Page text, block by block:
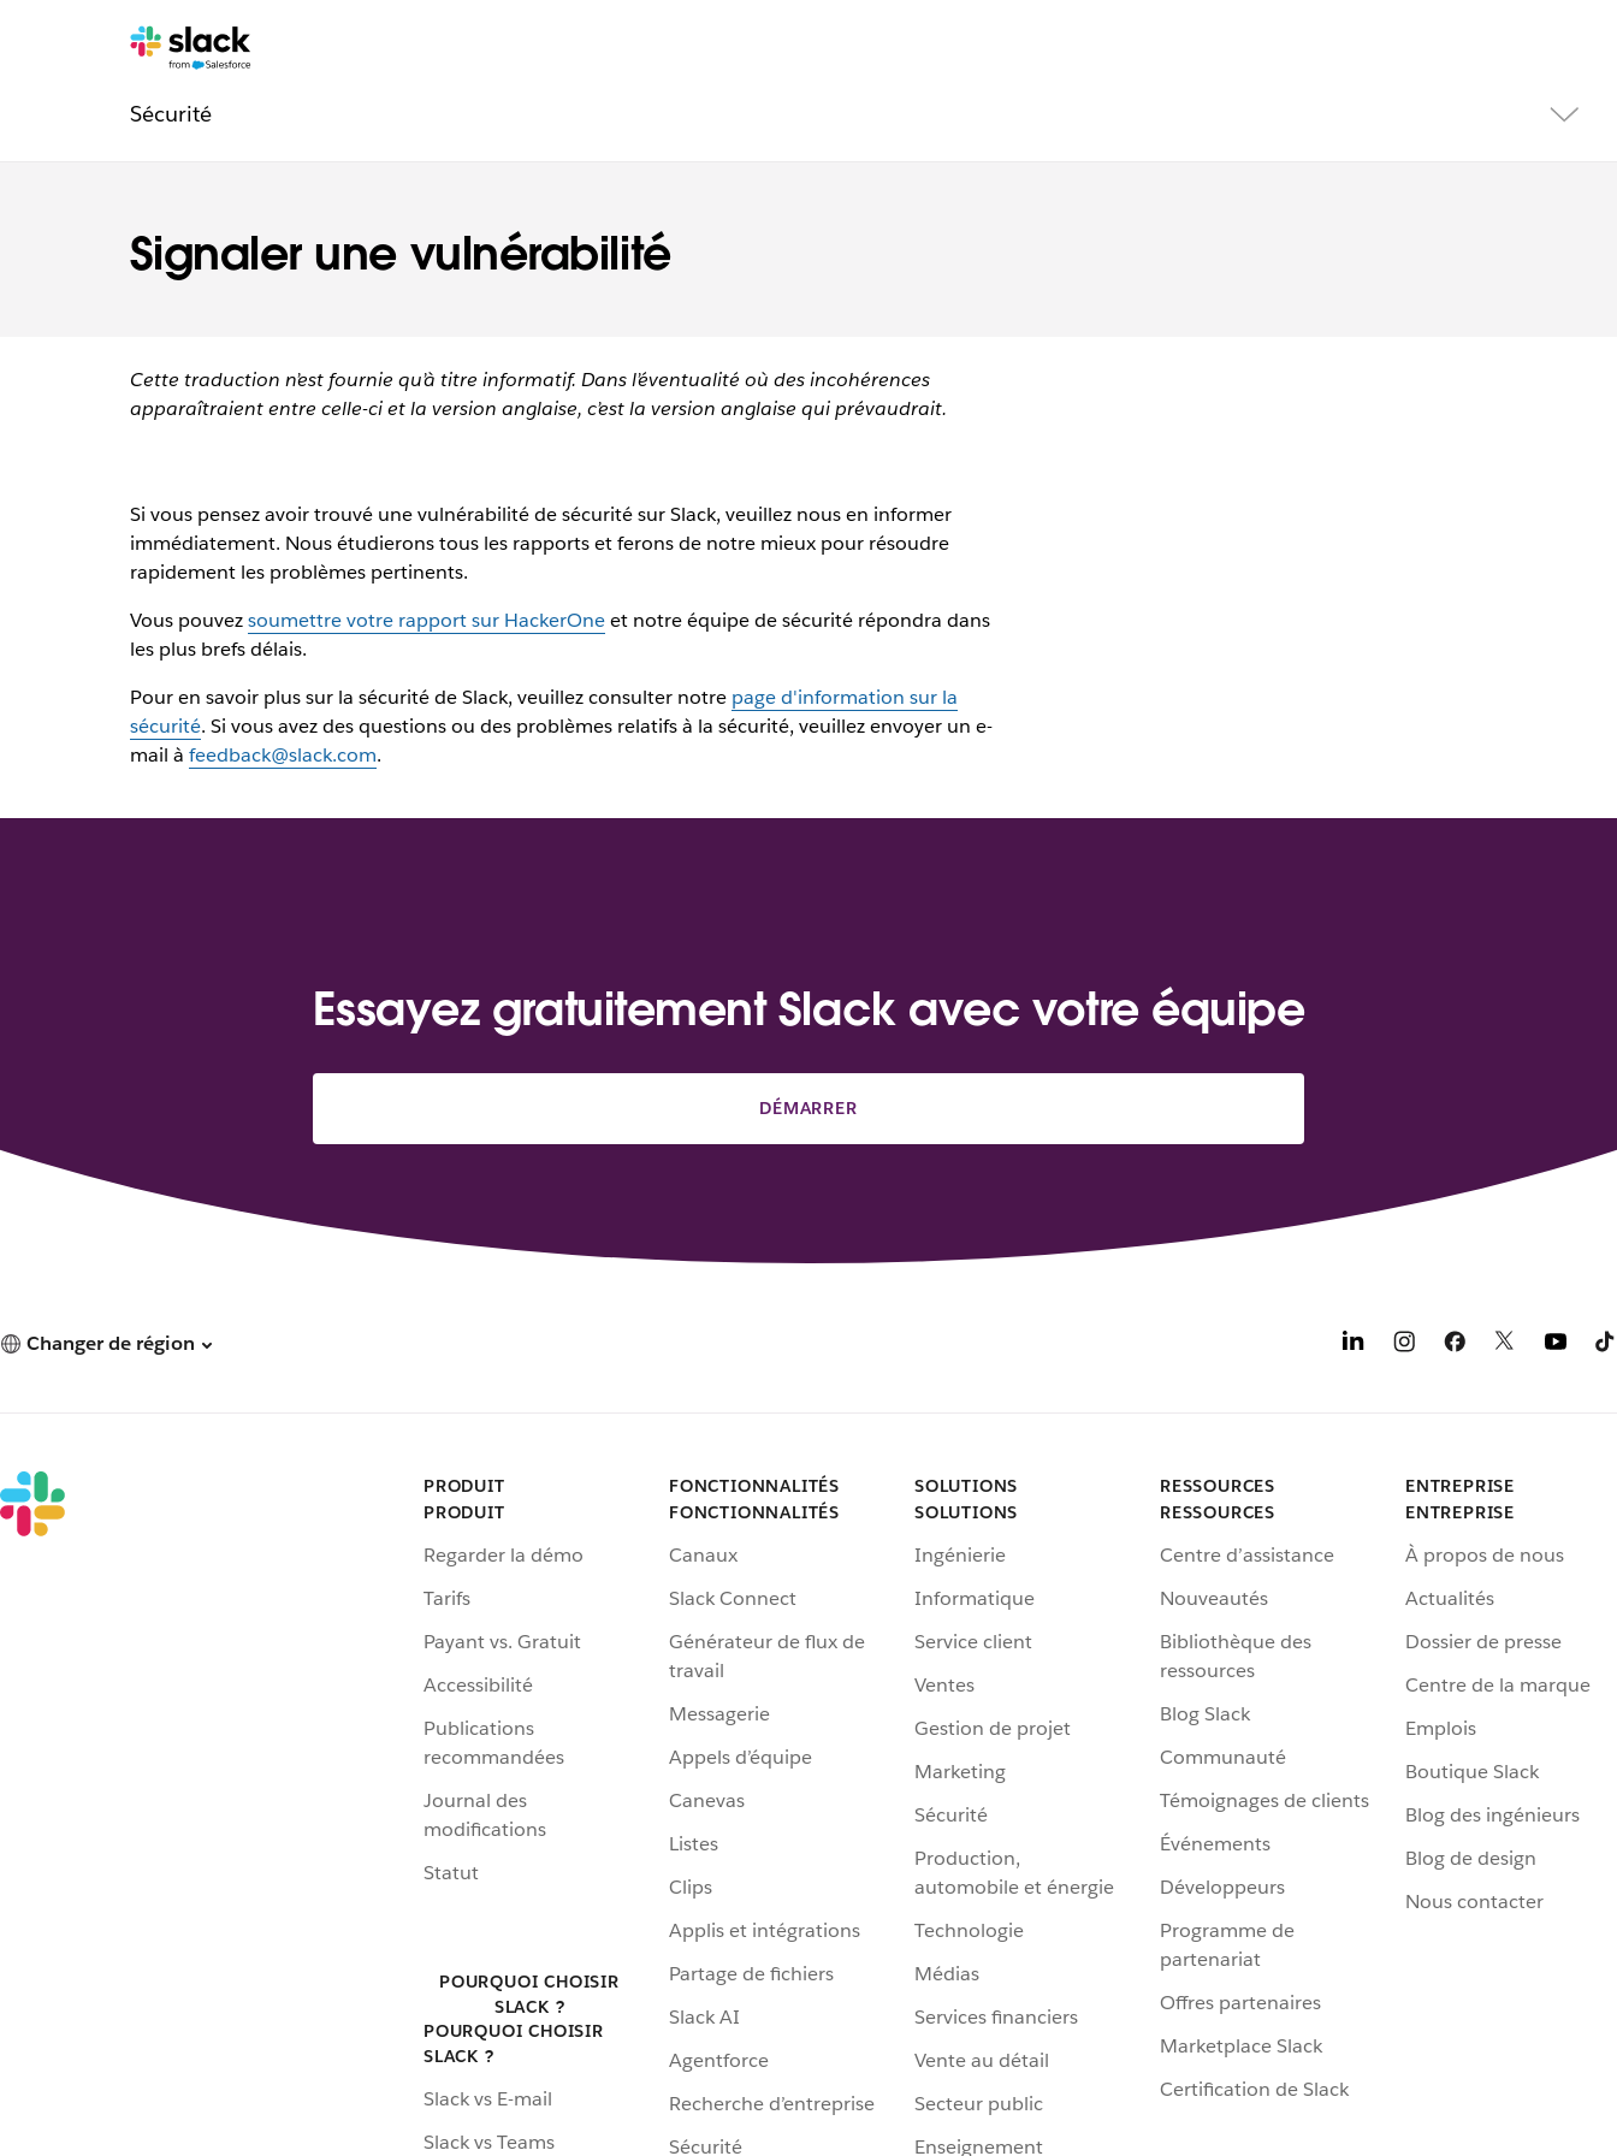
Signaler une vulnérabilité
Pages
Sécuritésupplémentaires
Cette traduction n’est fournie qu’à titre informatif. Dans l’éventualité où des incohérences
apparaîtraient entre celle-ci et la version anglaise, c’est la version anglaise qui prévaudrait.
Si vous pensez avoir trouvé une vulnérabilité de sécurité sur Slack, veuillez nous en informer
immédiatement. Nous étudierons tous les rapports et ferons de notre mieux pour résoudre
rapidement les problèmes pertinents.
Vous pouvezsoumettre votre rapport sur HackerOneet notre équipe de sécurité répondra dans
les plus brefs délais.
Pour en savoir plus sur la sécurité de Slack, veuillez consulter notre page d'information sur la
sécurité. Si vous avez des questions ou des problèmes relatifs à la sécurité, veuillez envoyer un e-
mail à feedback@slack.com.
Essayez gratuitement Slack avec votre équipe
DÉMARRER
Changer de région
PRODUIT
PRODUIT
Regarder la démo
Tarifs
Payant vs. Gratuit
Accessibilité
Publications
recommandées
Journal des
modifications
Statut
POURQUOI CHOISIR
SLACK ?
POURQUOI CHOISIR
SLACK ?
Slack vs E-mail
Slack vs Teams
FONCTIONNALITÉS
FONCTIONNALITÉS
Canaux
Slack Connect
Générateur de flux de
travail
Messagerie
Appels d’équipe
Canevas
Listes
Clips
Applis et intégrations
Partage de fichiers
Slack AI
Agentforce
Recherche d’entreprise
Sécurité
SOLUTIONS
SOLUTIONS
Ingénierie
Informatique
Service client
Ventes
Gestion de projet
Marketing
Sécurité
Production,
automobile et énergie
Technologie
Médias
Services financiers
Vente au détail
Secteur public
Enseignement
RESSOURCES
RESSOURCES
Centre d’assistance
Nouveautés
Bibliothèque des
ressources
Blog Slack
Communauté
Témoignages de clients
Événements
Développeurs
Programme de
partenariat
Offres partenaires
Marketplace Slack
Certification de Slack
ENTREPRISE
ENTREPRISE
À propos de nous
Actualités
Dossier de presse
Centre de la marque
Emplois
Boutique Slack
Blog des ingénieurs
Blog de design
Nous contacter